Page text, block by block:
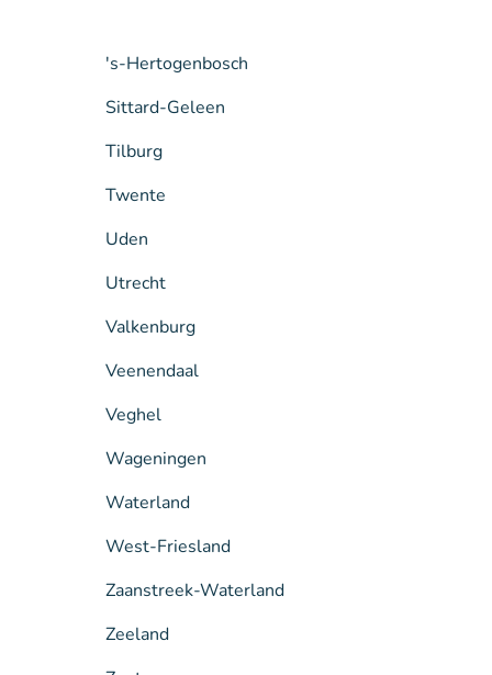
's-Hertogenbosch
Sittard-Geleen
Tilburg
Twente
Uden
Utrecht
Valkenburg
Veenendaal
Veghel
Wageningen
Waterland
West-Friesland
Zaanstreek-Waterland
Zeeland